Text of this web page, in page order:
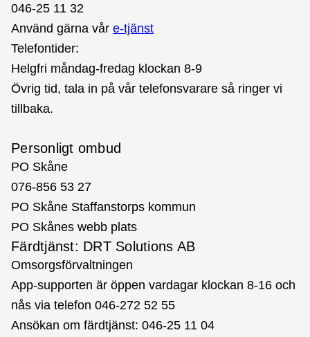
046-25 11 32
Använd gärna vår e-tjänst
Telefontider:
Helgfri måndag-fredag klockan 8-9
Övrig tid, tala in på vår telefonsvarare så ringer vi
tillbaka.
Personligt ombud
PO Skåne
076-856 53 27
PO Skåne Staffanstorps kommun
PO Skånes webb plats
Färdtjänst: DRT Solutions AB
Omsorgsförvaltningen
App-supporten är öppen vardagar klockan 8-16 och
nås via telefon 046-272 52 55
Ansökan om färdtjänst: 046-25 11 04